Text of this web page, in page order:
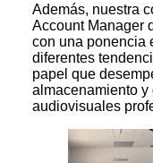
Además, nuestra
Account Manager
con una ponencia
diferentes
papel que
almacenamiento y
audiovisuales